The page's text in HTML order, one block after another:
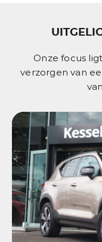
Onze focus
verzorgen van